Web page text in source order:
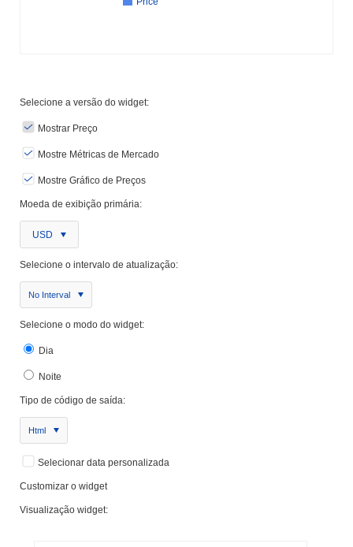
Selecione a versão do widget:
Mostrar Preço
Mostre Métricas de Mercado
Mostre Gráfico de Preços
Moeda de exibição primária:
USD
Selecione o intervalo de atualização:
No Interval
Selecione o modo do widget:
Dia
Noite
Tipo de código de saída:
Html
Selecionar data personalizada
Customizar o widget
Visualização widget: